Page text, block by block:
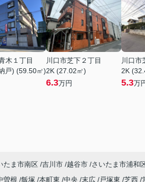
木１丁目
戸) (59.50㎡)
川口市芝下２丁目
2K (27.02㎡)
6.3万円
川口市
2K
5.3万
たま市南区 吉川市 越谷市 さいたま市浦和
曽根 飯塚 本町東 中央 末広 戸塚東 芝西